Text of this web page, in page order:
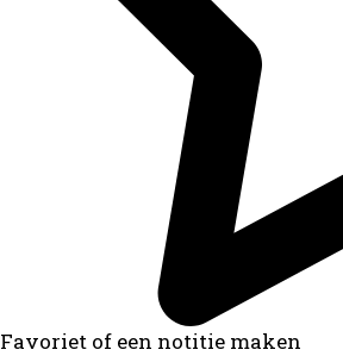
Favoriet of een notitie maken